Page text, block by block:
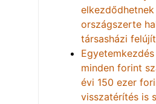
elkezdődhetnek
országszerte
társasházi
minden forint
évi 150 ezer
visszatérítés is